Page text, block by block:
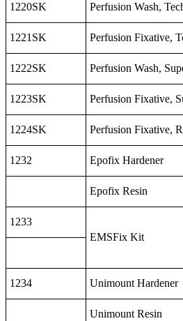
1220SK Perfusion Wash,
1221SK Perfusion Fixative,
1222SK Perfusion Wash,
1223SK Perfusion Fixative,
1224SK Perfusion Fixative,
1232 Epofix Hardener
Epofix Resin
1233
EMSFix Kit
1234 Unimount Hardener
Unimount Resin